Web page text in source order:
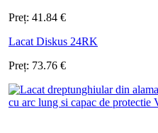
Preț: 41.84 €
Lacat Diskus 24RK
Preț: 73.76 €